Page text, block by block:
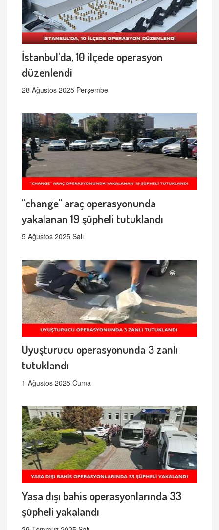
İstanbul'da, 10 ilçede operasyon
düzenlendi
28 Ağustos 2025 Perşembe
"change" araç operasyonunda
yakalanan 19 şüpheli tutuklandı
5 Ağustos 2025 Salı
Uyuşturucu operasyonunda 3 zanlı
tutuklandı
1 Ağustos 2025 Cuma
Yasa dışı bahis operasyonlarında 33
şüpheli yakalandı